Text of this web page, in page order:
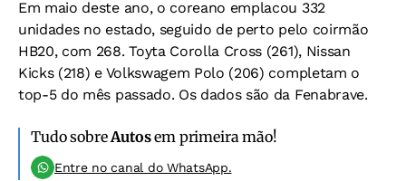
Em maio deste ano, o coreano emplacou 332
unidades no estado, seguido de perto pelo coirmão
HB20, com 268. Toyta Corolla Cross (261), Nissan
Kicks (218) e Volkswagem Polo (206) completam o
top-5 do mês passado. Os dados são da Fenabrave.
Tudo sobreAutosem primeira mão!
Entre no canal do WhatsApp.